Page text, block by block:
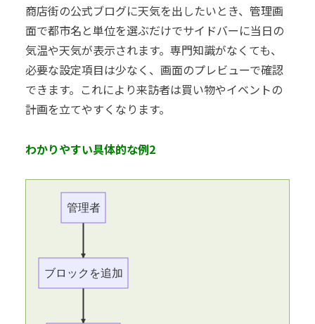
商店街の公式ブログに天気を出したいとき、管理画
面で都市名と単位を選ぶだけでサイドバーに当日の
気温や天気が表示されます。専門知識がなくても、
必要な設定項目は少なく、画面のプレビューで確認
できます。これにより来訪者は買い物やイベントの
計画を立てやすくなります。
わかりやすい具体的な例2
管理者
ブロックを追加